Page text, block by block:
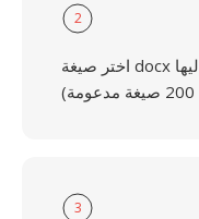
2
اختر صيغة docx أو أية صيغة أخرى أنت بحاجةٍ إليها
3